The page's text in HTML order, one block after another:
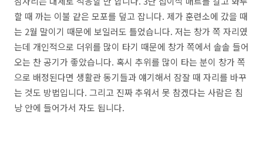
할 때 까는 이불 같은 모포를 덮고 잡니다. 제가 훈련소에 갔을 때
는 2월 말이기 때문에 보일러도 틀었습니다. 저는 창가 쪽 자리였
는데 개인적으로 더위를 많이 타기 때문에 창가 쪽에서 솔솔 들어
오는 찬 공기가 좋았습니다. 혹시 추위를 많이 타는 분이 창가 쪽
으로 배정된다면 생활관 동기들과 얘기해서 잠잘 때 자리를 바꾸
는 것도 방법입니다. 그리고 진짜 추워서 못 참겠다는 사람은 침
낭 안에 들어가서 자도 됩니다.